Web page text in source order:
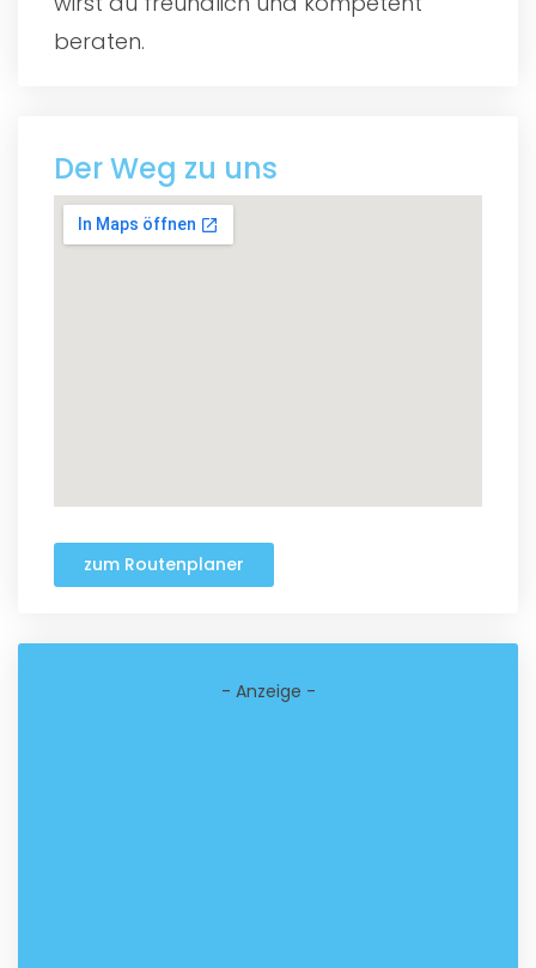
beraten.
Der Weg zu uns
zum Routenplaner
- Anzeige -